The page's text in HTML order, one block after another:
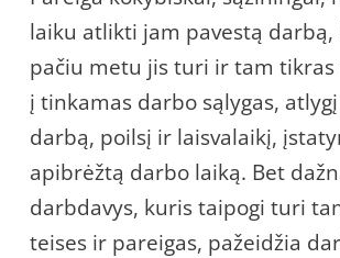
laiku atlikti jam pavestą
pačiu metu jis turi ir tam tikras
į tinkamas darbo sąlygas,
darbą, poilsį ir laisvalaikį,
apibrėžtą darbo laiką. Bet
darbdavys, kuris taipogi turi
teises ir pareigas, pažeidžia